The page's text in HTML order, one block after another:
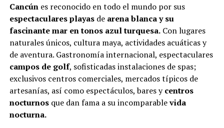
Cancúnes reconocido en todo el mundo por sus
espectaculares playasde arena blanca y su
fascinante mar en tonos azul turquesa.Con lugares
naturales únicos, cultura maya, actividades acuáticas y
de aventura. Gastronomía internacional, espectaculares
campos de golf, sofisticadas instalaciones de spas;
exclusivos centros comerciales, mercados típicos de
artesanías, así como espectáculos, bares ycentros
nocturnosque dan fama a su incomparablevida
nocturna.